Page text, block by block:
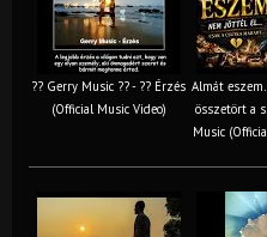
?? Gerry Music ?? - ?? Érzés
(Official Music Video)
Almát
összetört a
Music